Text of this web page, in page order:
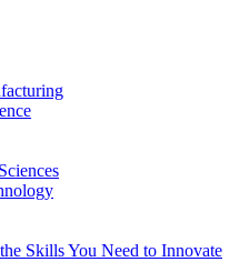
Skills You Need to Innovate